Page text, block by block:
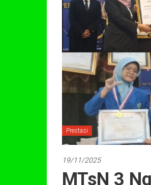
Prestasi
19/11/2025
MTsN 3